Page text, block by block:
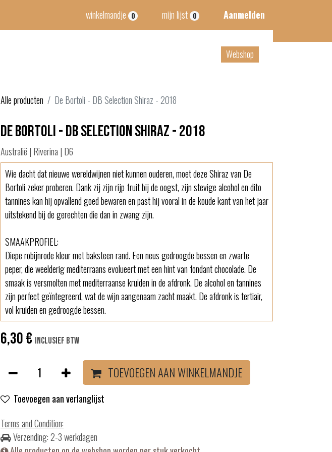
winkelmandje 0 mijn lijst 0 Aanmelden
Webshop
Alle producten De Bortoli - DB Selection Shiraz - 2018
De Bortoli - DB Selection Shiraz - 2018
Australië | Riverina | D6
Wie dacht dat nieuwe wereldwijnen niet kunnen ouderen, moet deze Shiraz van De
Bortoli zeker proberen. Dank zij zijn rijp fruit bij de oogst, zijn stevige alcohol en dito
tannines kan hij opvallend goed bewaren en past hij vooral in de koude kant van het jaar
uitstekend bij de gerechten die dan in zwang zijn.
SMAAKPROFIEL:
Diepe robijnrode kleur met baksteen rand. Een neus gedroogde bessen en zwarte
peper, die weelderig mediterraans evolueert met een hint van fondant chocolade. De
smaak is versmolten met mediterraanse kruiden in de afdronk. De alcohol en tannines
zijn perfect geïntegreerd, wat de wijn aangenaam zacht maakt. De afdronk is tertiair,
vol kruiden en gedroogde bessen.
6,30€ Inclusief btw
TOEVOEGEN AAN WINKELMANDJE
Toevoegen aan verlanglijst
Terms and Condition:
Verzending: 2-3 werkdagen